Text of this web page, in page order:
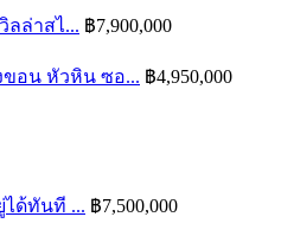
ลล่าสไ... ฿7,900,000
ขอน หัวหิน ซอ... ฿4,950,000
ได้ทันที ... ฿7,500,000